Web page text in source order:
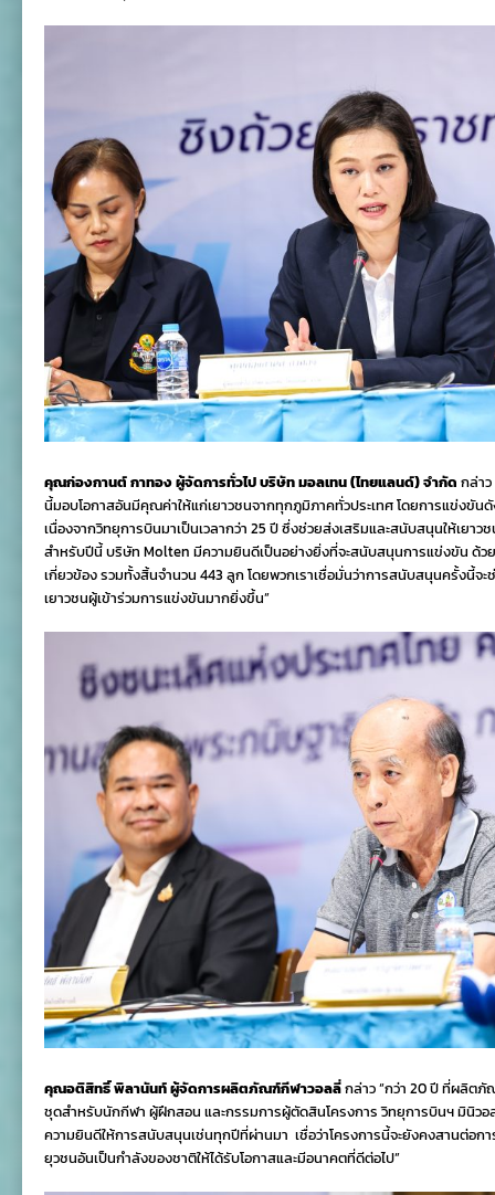
คุณก่องกานต์ กาทองผู้จัดการทั่วไป บริษัท มอลเทน (ไทยแลนด์) จำกัด กล่า
นี้มอบโอกาสอันมีคุณค่าให้แก่เยาวชนจากทุกภูมิภาคทั่วประเทศ โดยการแข่งขัน
เนื่องจากวิทยุการบินมาเป็นเวลากว่า 25 ปี ซึ่งช่วยส่งเสริมและสนับสนุนให้เย
สำหรับปีนี้ บริษัท Molten มีความยินดีเป็นอย่างยิ่งที่จะสนับสนุนการแข่งขัน ด้
เกี่ยวข้อง รวมทั้งสิ้นจำนวน 443 ลูก โดยพวกเราเชื่อมั่นว่าการสนับสนุนครั้งนี้จ
เยาวชนผู้เข้าร่วมการแข่งขันมากยิ่งขึ้น”
คุณอติสิทธิ์ พิลานันท์ ผู้จัดการผลิตภัณฑ์กีฬาวอลลี่กล่าว “กว่า 20 ปี ที่ผลิต
ชุดสำหรับนักกีฬา ผู้ฝึกสอน และกรรมการผู้ตัดสินโครงการ วิทยุการบินฯ มินิ
ความยินดีให้การสนับสนุนเช่นทุกปีที่ผ่านมา เชื่อว่าโครงการนี้จะยังคงสานต่อก
ยุวชนอันเป็นกำลังของชาติให้ได้รับโอกาสและมีอนาคตที่ดีต่อไป”